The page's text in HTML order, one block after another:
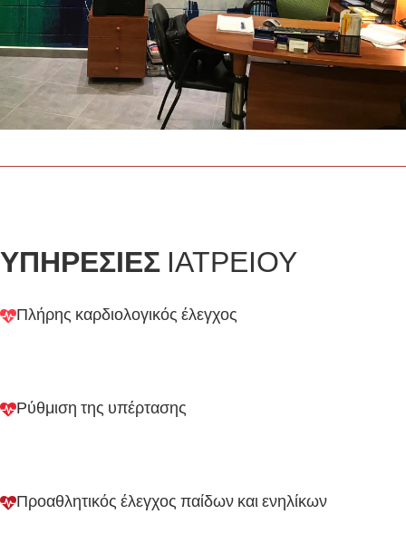
ΥΠΗΡΕΣΊΕΣ ΙΑΤΡΕΊΟΥ
Πλήρης καρδιολογικός έλεγχος
Ρύθμιση της υπέρτασης
Προαθλητικός έλεγχος παίδων και ενηλίκων